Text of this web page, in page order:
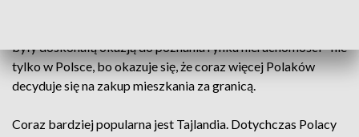
były doskonałą okazją do poznania rynku nieruchomości - nie
tylko w Polsce, bo okazuje się, że coraz więcej Polaków
decyduje się na zakup mieszkania za granicą.
Coraz bardziej popularna jest Tajlandia. Dotychczas Polacy